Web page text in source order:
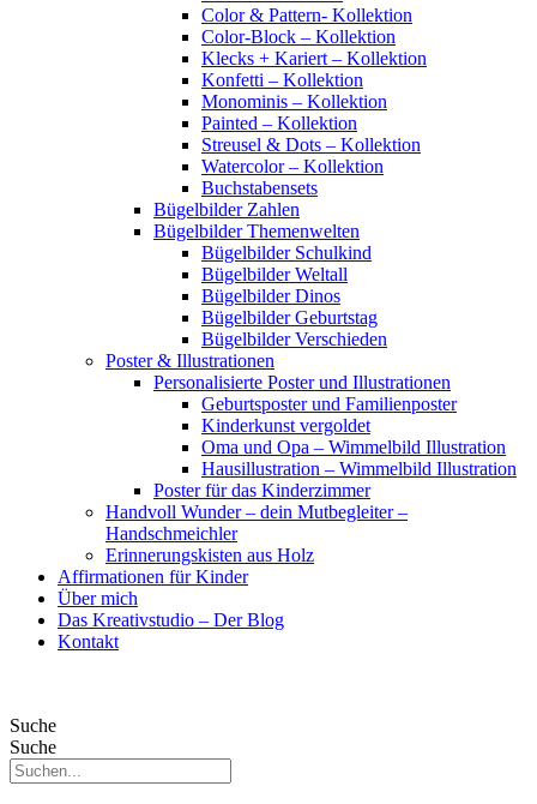
Color & Pattern- Kollektion
Color-Block – Kollektion
Klecks + Kariert – Kollektion
Konfetti – Kollektion
Monominis – Kollektion
Painted – Kollektion
Streusel & Dots – Kollektion
Watercolor – Kollektion
Buchstabensets
Bügelbilder Zahlen
Bügelbilder Themenwelten
Bügelbilder Schulkind
Bügelbilder Weltall
Bügelbilder Dinos
Bügelbilder Geburtstag
Bügelbilder Verschieden
Poster & Illustrationen
Personalisierte Poster und Illustrationen
Geburtsposter und Familienposter
Kinderkunst vergoldet
Oma und Opa – Wimmelbild Illustration
Hausillustration – Wimmelbild Illustration
Poster für das Kinderzimmer
Handvoll Wunder – dein Mutbegleiter –
Handschmeichler
Erinnerungskisten aus Holz
Affirmationen für Kinder
Über mich
Das Kreativstudio – Der Blog
Kontakt
Suche
Suche